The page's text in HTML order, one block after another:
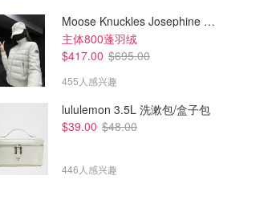
Moose Knuckles Josephine 拼接夹克
主体800蓬羽绒
$417.00 $695.00
455人感兴趣
lululemon 3.5L 洗漱包/盒子包
$39.00 $48.00
446人感兴趣